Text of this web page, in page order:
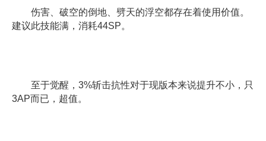
伤害、破空的倒地、劈天的浮空都存在着使用价值。
建议此技能满，消耗44SP。
至于觉醒，3%斩击抗性对于现版本来说提升不小，只
3AP而已，超值。